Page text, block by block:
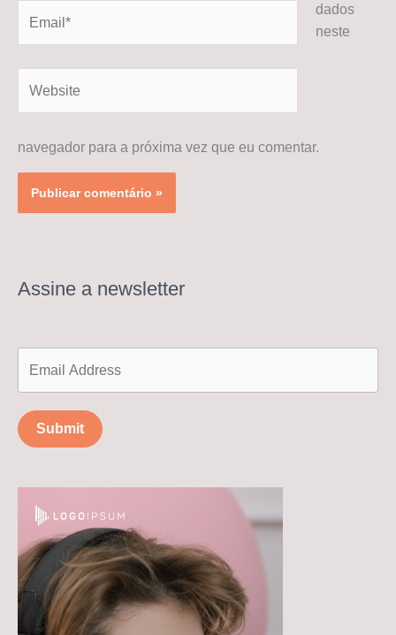
dados
neste
navegador para a próxima vez que eu comentar.
Assine a newsletter
Submit